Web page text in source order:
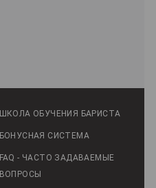
ШКОЛА ОБУЧЕНИЯ БАРИСТА
БОНУСНАЯ СИСТЕМА
FAQ - ЧАСТО ЗАДАВАЕМЫЕ
ВОПРОСЫ